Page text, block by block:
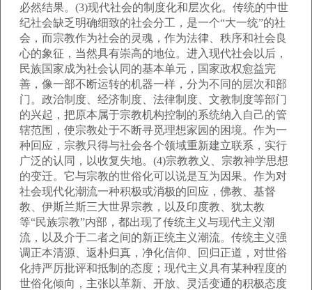
必然结果。(3)现代社会的制度化和层次化。传统的中世
纪社会缺乏明确细致的社会分工，是一个“大一统”的社
会，而宗教作为社会的灵魂，作为法律、秩序和社会良
心的象征，当然具有崇高的地位。进入现代社会以后，
民族国家成为社会认同的基本单元，国家政权愈益完
善，像一部不断运转的机器一样，分为不同的层次和部
门。政治制度、经济制度、法律制度、文教制度等部门
的兴起，把原本属于宗教机构控制的系统纳入自己的管
辖范围，使宗教处于不断寻觅理想家园的困境。作为一
种回应，宗教只得与社会各个领域重新建立联系，实行
广泛的认同，以收复失地。(4)宗教教义、宗教神学思想
的变迁。它与宗教的世俗化可以说是互为因果。作为对
社会现代化潮流一种积极或消极的回应，佛教、基督
教、伊斯兰斯三大世界宗教，以及印度教、犹太教
等“民族宗教”内部，都出现了传统主义与现代主义潮
流，以及介于二者之间的新正统主义潮流。传统主义强
调正本清源、返朴归真，净化信仰、回归正道，对世俗
化持严厉批评和抵制的态度；现代主义具有某种程度的
世俗化倾向，主张以革新、开放、灵活变通的积极态度